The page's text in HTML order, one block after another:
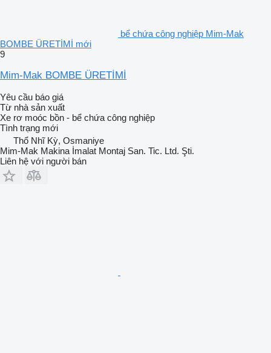
bể chứa công nghiệp Mim-Mak
BOMBE ÜRETİMİ mới
9
Mim-Mak BOMBE ÜRETİMİ
Yêu cầu báo giá
Từ nhà sản xuất
Xe rơ moóc bồn - bể chứa công nghiệp
Tình trạng mới
Thổ Nhĩ Kỳ, Osmaniye
Mim-Mak Makina İmalat Montaj San. Tic. Ltd. Şti.
Liên hệ với người bán